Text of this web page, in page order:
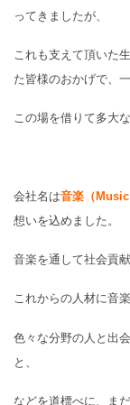
ってきましたが、
これも支えて頂いた
た皆様のおかげで、
この場を借りて多大
会社名は音楽（Music
想いを込めました。
音楽を通して社会貢
これからの人材に音
色々な分野の人と出
と、
などを道標べに、ま